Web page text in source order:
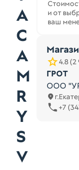
A
C
A
M
R
Y
S
V
и от
ваш
4.8 (2
ГРОТ
ООО
+7